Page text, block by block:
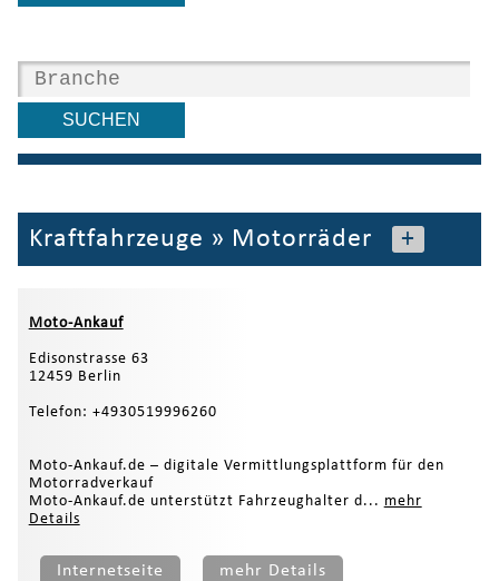
Kraftfahrzeuge » Motorräder +
Moto-Ankauf
Edisonstrasse 63
12459 Berlin
Telefon: +4930519996260
Moto-Ankauf.de – digitale Vermittlungsplattform für den
Motorradverkauf
Moto-Ankauf.de unterstützt Fahrzeughalter d... mehr
Details
Internetseite mehr Details